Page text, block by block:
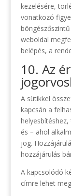
kezelésére,
vonatkozó
weboldal
belépés, a
10. Az
A sütikkel
kapcsán a
és – ahol
jog.
hozzájárulás
A kapcsolódó
címre lehet